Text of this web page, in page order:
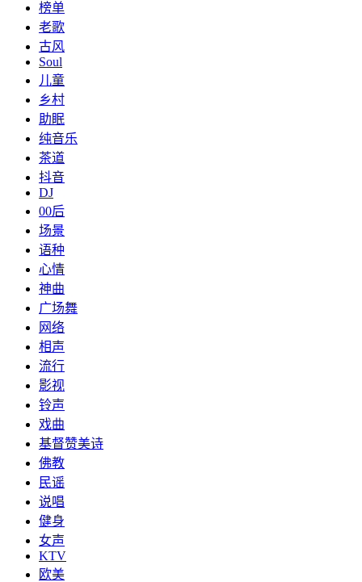
榜单
老歌
古风
Soul
儿童
乡村
助眠
纯音乐
茶道
抖音
DJ
00后
场景
语种
心情
神曲
广场舞
网络
相声
流行
影视
铃声
戏曲
基督赞美诗
佛教
民谣
说唱
健身
女声
KTV
欧美